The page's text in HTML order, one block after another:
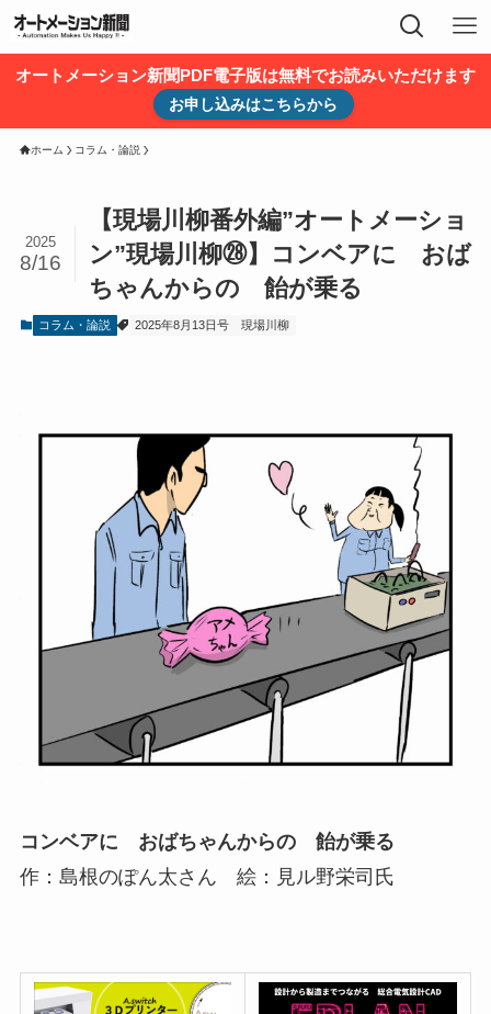
オートメーション新聞PDF電子版は無料でお読みいただけます
お申し込みはこちらから
ホーム コラム・論説
【現場川柳番外編”オートメーショ
ン”現場川柳㉘】コンベアに おば
ちゃんからの 飴が乗る
2025
8/16
コラム・論説 2025年8月13日号 現場川柳
コンベアに おばちゃんからの 飴が乗る
作：島根のぽん太さん 絵：見ル野栄司氏